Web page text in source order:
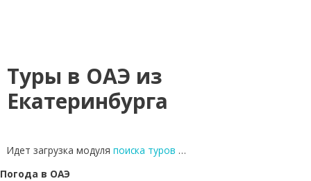
Туры в ОАЭ из
Екатеринбурга
Идет загрузка модуля поиска туров …
Погода в ОАЭ